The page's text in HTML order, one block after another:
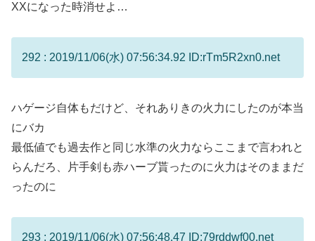
XXになった時消せよ…
292 : 2019/11/06(水) 07:56:34.92 ID:rTm5R2xn0.net
ハゲージ自体もだけど、それありきの火力にしたのが本当
にバカ
最低値でも過去作と同じ水準の火力ならここまで言われと
らんだろ、片手剣も赤ハーブ貰ったのに火力はそのままだ
ったのに
293 : 2019/11/06(水) 07:56:48.47 ID:79rddwf00.net